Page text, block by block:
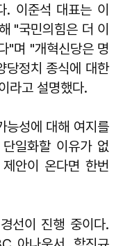
. 이준석 대표는 이
"국민의힘은 더 이
"며 "개혁신당은 명
당정치 종식에 대한
라고 설명했다.
능성에 대해 여지를
일화할 이유가 없
안이 온다면 한번
선이 진행 중이다.